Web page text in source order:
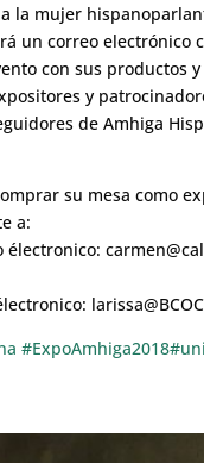
la mujer
un correo
con sus productos y
y
de Amhiga
su mesa como
a:
électronico:
#ExpoAmhiga2018